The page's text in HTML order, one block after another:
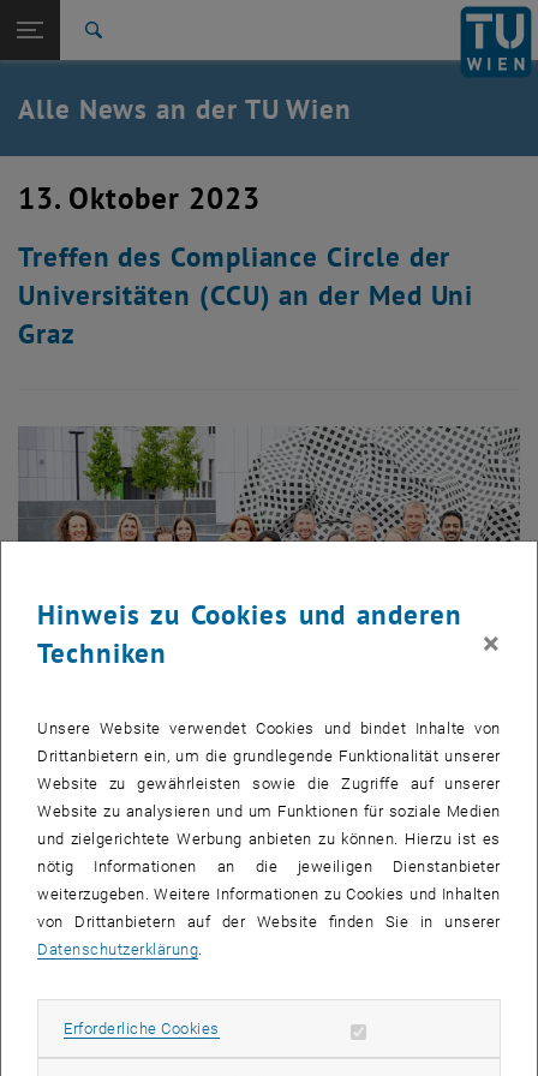
TU Login
Quicklinks
Quicklinks-Menü umschalten
Studium
Karriere
Zurück: Subseiten von TU Wien Startseite auflisten
Zurück zur letzten Ebene:
TU Wien Startseite
Übersicht
Alle News an der TU Wien
13. Oktober 2023
Treffen des Compliance Circle der
Universitäten (CCU) an der Med Uni
Graz
Die Leiterin der Stabstelle Compliance der Med Uni Graz begrüßte
am 4. und 5. Oktober 2023 zwölf Vertreter_innen der am Compliance
Circle beteiligten Universitäten. Die Teilnehmer_innen erwarteten
zwei spannende Tage, an denen sie nicht nur den neuen Campus der
Med Uni Graz erkundeten, sondern sich auch im Rahmen von
Compliance weiterbilden und austauschen konnten.
Nach einer Begrüßung von Rektor Hellmut Samonigg wurden
Hinweis zu Cookies und anderen
Techniken
×
Unsere Website verwendet Cookies und bindet Inhalte von
Drittanbietern ein, um die grundlegende Funktionalität unserer
Website zu gewährleisten sowie die Zugriffe auf unserer
Website zu analysieren und um Funktionen für soziale Medien
und zielgerichtete Werbung anbieten zu können. Hierzu ist es
nötig Informationen an die jeweiligen Dienstanbieter
weiterzugeben. Weitere Informationen zu Cookies und Inhalten
von Drittanbietern auf der Website finden Sie in unserer
Datenschutzerklärung
Erforderliche Cookies Erforderliche Cookies zulassen